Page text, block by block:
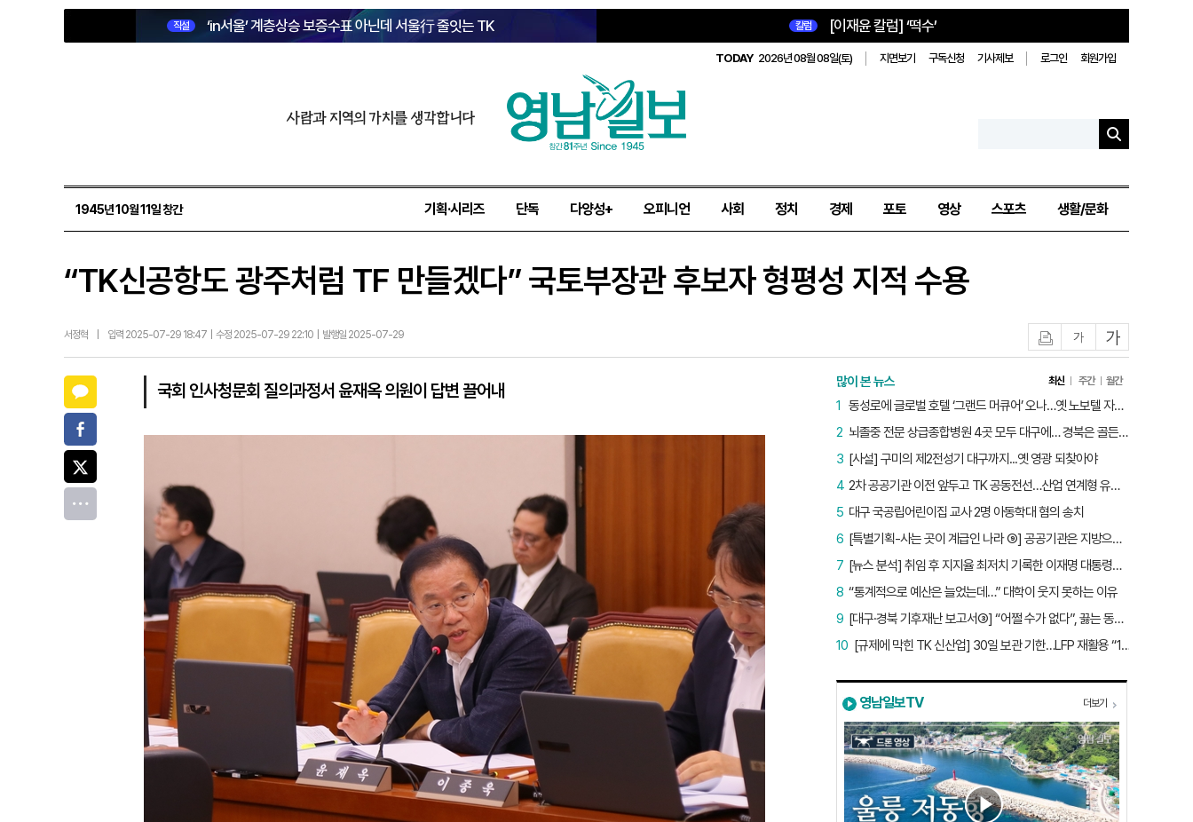
직설 ‘in서울’ 계층상승 보증수표 아닌데 서울行 줄잇는 TK 칼럼 [이재윤 칼럼] ‘떡수’
TODAY 2026년 08월 08일(토) 지면보기 구독신청 기사제보 로그인 회원가입
사람과 지역의 가치를 생각합니다
1945년 10월 11일 창간 기획·시리즈 단독 다양성+ 오피니언 사회 정치 경제 포토 영상 스포츠 생활/문화
“TK신공항도 광주처럼 TF 만들겠다” 국토부장관 후보자 형평성 지적 수용
서정혁 입력 2025-07-29 18:47 | 수정 2025-07-29 22:10 | 발행일 2025-07-29 글자작게글자크게
국회 인사청문회 질의과정서 윤재옥 의원이 답변 끌어내 많이 본 뉴스 최신 주간 월간
동성로에 글로벌 호텔 ‘그랜드 머큐어’ 오나…옛 노보텔 자리 사무실 개설
1
뇌졸중 전문 상급종합병원 4곳 모두 대구에… 경북은 골든타임 사각지대
2
[사설] 구미의 제2전성기 대구까지...옛 영광 되찾아야
3
2차 공공기관 이전 앞두고 TK 공동전선…산업 연계형 유치 승부수
4
대구 국공립어린이집 교사 2명 아동학대 혐의 송치
5
[특별기획-사는 곳이 계급인 나라 ⑨] 공공기관은 지방으로 왔지만, 그들이 사는 곳은 서울이었다
6
[뉴스 분석] 취임 후 지지율 최저치 기록한 이재명 대통령…왜?
7
“통계적으로 예산은 늘었는데…” 대학이 웃지 못하는 이유
8
[대구·경북 기후재난 보고서③] “어쩔 수가 없다”, 끓는 동해…‘절멸 위기’ 경북 수산업
9
[규제에 막힌 TK 신산업] 30일 보관 기한…LFP 재활용 “180일로 늘려야”
10
영남일보TV 더보기